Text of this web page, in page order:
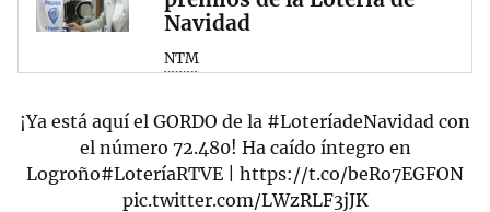
Navidad
NTM
¡Ya está aquí el GORDO de la #LoteríadeNavidad con
el número 72.480! Ha caído íntegro en
Logroño#LoteríaRTVE
https://t.co/beRo7EGFON
pic.twitter.com/LWzRLF3jJK